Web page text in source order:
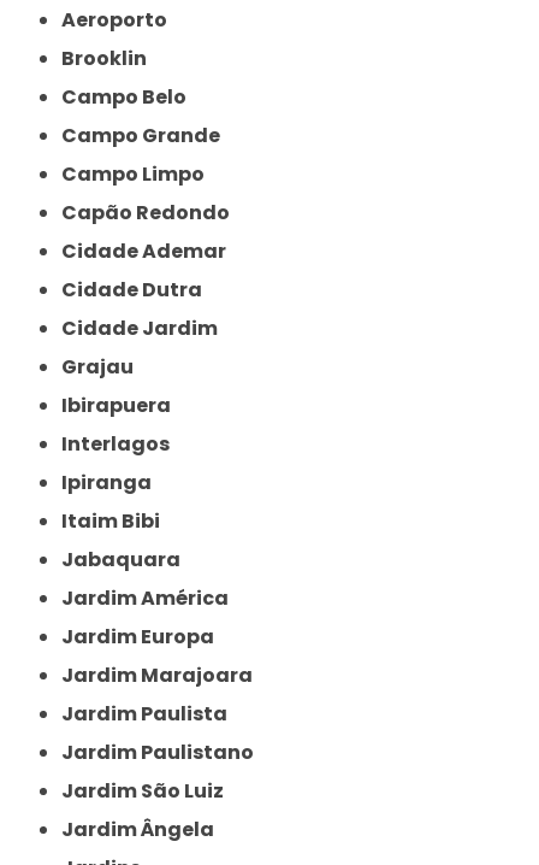
Aeroporto
Brooklin
Campo Belo
Campo Grande
Campo Limpo
Capão Redondo
Cidade Ademar
Cidade Dutra
Cidade Jardim
Grajau
Ibirapuera
Interlagos
Ipiranga
Itaim Bibi
Jabaquara
Jardim América
Jardim Europa
Jardim Marajoara
Jardim Paulista
Jardim Paulistano
Jardim São Luiz
Jardim Ângela